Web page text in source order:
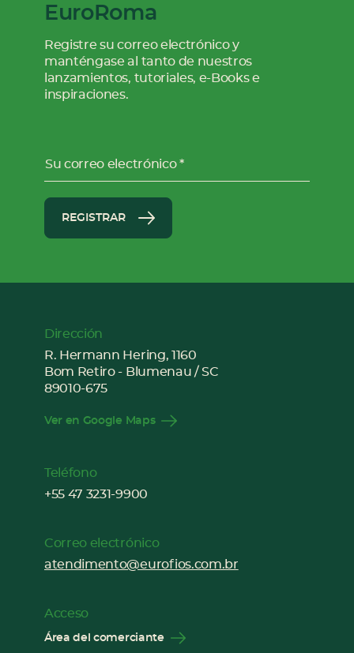
EuroRoma
Registre su correo electrónico y
manténgase al tanto de nuestros
lanzamientos, tutoriales, e-Books e
inspiraciones.
Su correo electrónico
REGISTRAR
Dirección
R. Hermann Hering, 1160
Bom Retiro - Blumenau / SC
89010-675
Ver en Google Maps
Teléfono
+55 47 3231-9900
Correo electrónico
atendimento@eurofios.com.br
Acceso
Área del comerciante